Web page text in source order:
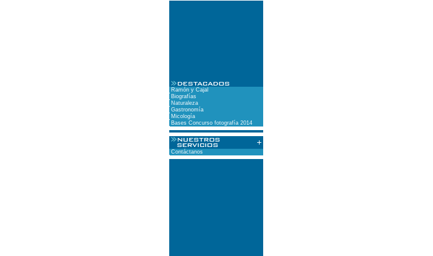
Ramón y Cajal
Biografías
Naturaleza
Gastronomía
Micología
Bases Concurso fotografía 2014
Contáctanos